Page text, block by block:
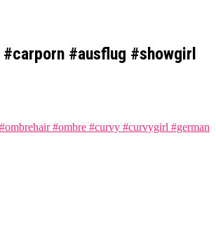
#ausflug #showgirl